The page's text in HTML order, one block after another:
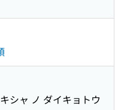
シャ ノ ダイキョトウ